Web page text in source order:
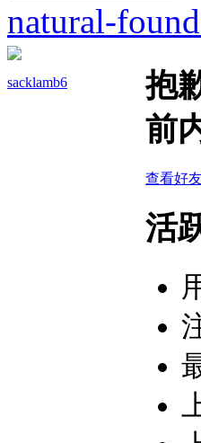
natural-
sacklamb6
抱
前
查看好
活